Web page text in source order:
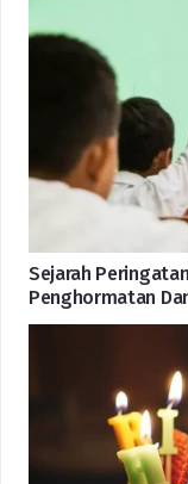
Sejarah
Penghormatan